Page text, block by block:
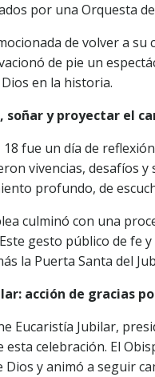
por una Orquesta
de volver a su
de pie un
en la historia.
soñar y proyectar el
18 fue un día de
vivencias, desafíos y
profundo, de
culminó con una
gesto público de fe
la Puerta Santa del
acción de gracias
Eucaristía Jubilar,
esta celebración. El
Dios y animó a seguir